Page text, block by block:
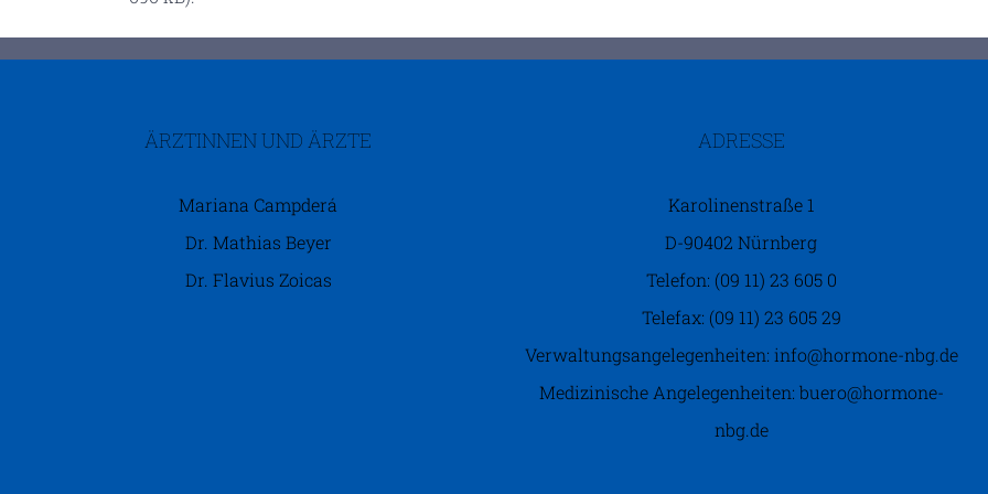
ÄRZTINNEN UND ÄRZTE
Mariana Campderá
Dr. Mathias Beyer
Dr. Flavius Zoicas
ADRESSE
Karolinenstraße 1
D-90402 Nürnberg
Telefon: (09 11) 23 605 0
Telefax: (09 11) 23 605 29
Verwaltungsangelegenheiten: info@hormone-nbg.de
Medizinische Angelegenheiten: buero@hormone-
nbg.de